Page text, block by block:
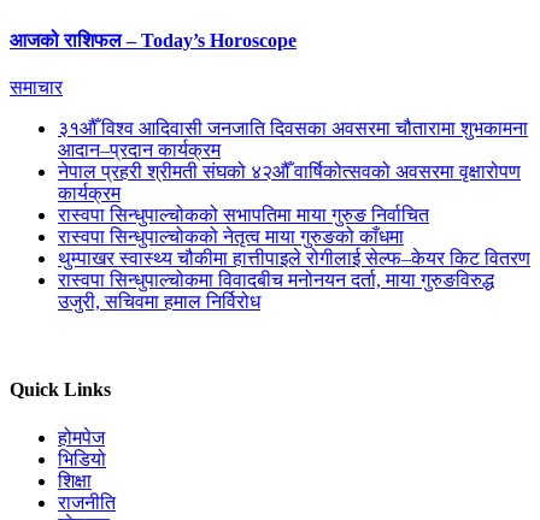
आजको राशिफल – Today’s Horoscope
समाचार
३१औँ विश्व आदिवासी जनजाति दिवसका अवसरमा चौतारामा शुभकामना
आदान–प्रदान कार्यक्रम
नेपाल प्रहरी श्रीमती संघको ४२औँ वार्षिकोत्सवको अवसरमा वृक्षारोपण
कार्यक्रम
रास्वपा सिन्धुपाल्चोकको सभापतिमा माया गुरुङ निर्वाचित
रास्वपा सिन्धुपाल्चोकको नेतृत्व माया गुरुङको काँधमा
थुम्पाखर स्वास्थ्य चौकीमा हात्तीपाइले रोगीलाई सेल्फ–केयर किट वितरण
रास्वपा सिन्धुपाल्चोकमा विवादबीच मनोनयन दर्ता, माया गुरुङविरुद्ध
उजुरी, सचिवमा हमाल निर्विरोध
Quick Links
होमपेज
भिडियो
शिक्षा
राजनीति